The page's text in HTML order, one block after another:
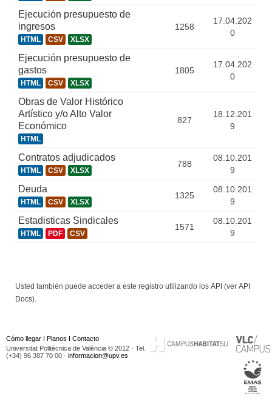
Ejecución presupuesto de
ingresos
HTML CSV XLSX
1258
17.04.202
0
Ejecución presupuesto de
gastos
HTML CSV XLSX
1805
17.04.202
0
Obras de Valor Histórico
Artístico y/o Alto Valor
Económico
HTML
827
18.12.201
9
Contratos adjudicados
HTML CSV XLSX
788
08.10.201
9
Deuda
HTML CSV XLSX
1325
08.10.201
9
Estadisticas Sindicales
HTML PDF CSV
1571
08.10.201
9
Usted también puede acceder a este registro utilizando los API (ver API
Docs).
Cómo llegar I Planos I Contacto
Universitat Politècnica de València © 2012 · Tel.
(+34) 96 387 70 00 · informacion@upv.es